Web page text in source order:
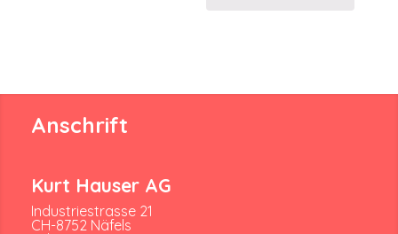
Anschrift
Kurt Hauser AG
Industriestrasse 21
CH-8752 Näfels